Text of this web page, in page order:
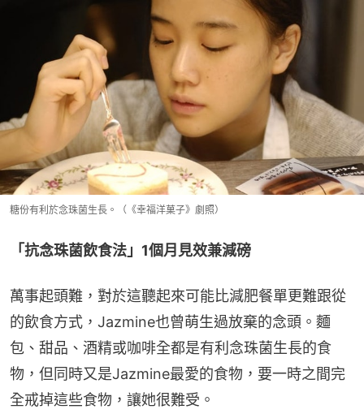
糖份有利於念珠菌生長。（《幸福洋菓子》劇照）
「抗念珠菌飲食法」1個月見效兼減磅
萬事起頭難，對於這聽起來可能比減肥餐單更難跟從
的飲食方式，Jazmine也曾萌生過放棄的念頭。麵
包、甜品、酒精或咖啡全都是有利念珠菌生長的食
物，但同時又是Jazmine最愛的食物，要一時之間完
全戒掉這些食物，讓她很難受。